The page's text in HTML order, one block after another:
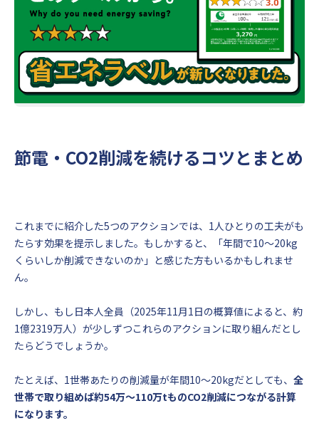
節電・CO2削減を続けるコツとまとめ
これまでに紹介した5つのアクションでは、1人ひとりの工夫がも
たらす効果を提示しました。もしかすると、「年間で10〜20kg
くらいしか削減できないのか」と感じた方もいるかもしれませ
ん。
しかし、もし日本人全員（2025年11月1日の概算値によると、約
1億2319万人）が少しずつこれらのアクションに取り組んだとし
たらどうでしょうか。
たとえば、1世帯あたりの削減量が年間10〜20kgだとしても、 全
世帯で取り組めば約54万〜110万tものCO2削減につながる計算
になります。